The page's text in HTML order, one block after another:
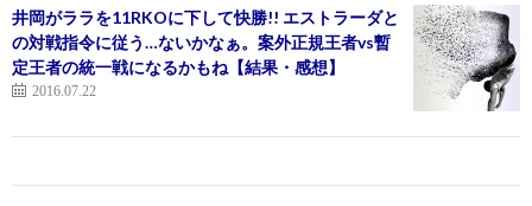
井岡がララを11RKOに下して快勝!! エストラーダと
の対戦指令に従う…ないかなぁ。案外正規王者vs暫
定王者の統一戦になるかもね【結果・感想】
2016.07.22